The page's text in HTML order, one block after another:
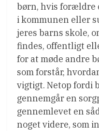
børn, hvis forældre
i kommunen eller
jeres barns skole,
findes, offentligt
for at møde andre
som forstår,
vigtigt. Netop fordi
gennemgår en
gennemlevet en
noget videre, som